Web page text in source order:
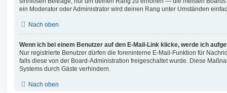
ein Moderator oder Administrator wird deinen Rang unter Umständen
Nach oben
Wenn ich bei einem Benutzer auf den E-Mail-Link klicke, werde ich
Nur registrierte Benutzer dürfen die foreninterne E-Mail-Funktion für
falls diese von der Board-Administration freigeschaltet wurde. Diese
Systems durch Gäste verhindern.
Nach oben